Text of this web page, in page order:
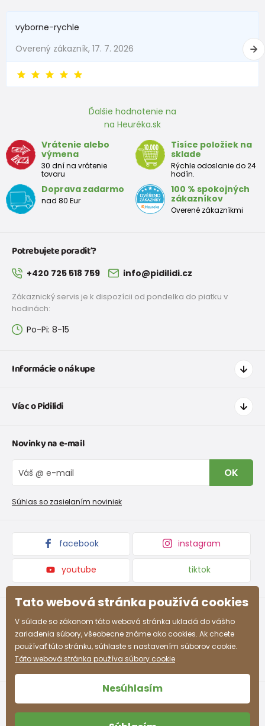
vyborne-rychle
Overený zákazník, 17. 7. 2026
Ďalšie hodnotenie na
na Heuréka.sk
Vrátenie alebo
výmena
30 dní na vrátenie
tovaru
Tisíce položiek na
sklade
Rýchle odoslanie do 24
hodín.
Doprava zadarmo
nad 80 Eur
100 % spokojných
zákazníkov
Overené zákazníkmi
Potrebujete poradiť?
+420 725 518 759 info@pidilidi.cz
Zákaznický servis je k dispozícii od pondelka do piatku v
hodinách:
Po-Pi: 8-15
Informácie o nákupe
Doprava a platba
Tabuľka veľkostí obuvi
Vrátenie tovaru a reklamacie
Reklamačný poriadok
Víac o Pidilidi
O nás
Veľkoobchod PiDiLiDi
Kolekcie tovaru
Novinky na e-mail
OK
Súhlas so zasielaním noviniek
facebook instagram
youtube tiktok
Tato webová stránka používá cookies
V súlade so zákonom táto webová stránka ukladá do vášho
zariadenia súbory, všeobecne známe ako cookies. Ak chcete
používať túto stránku, súhlaste s nastavením súborov cookie.
Táto webová stránka používa súbory cookie
Nesúhlasím